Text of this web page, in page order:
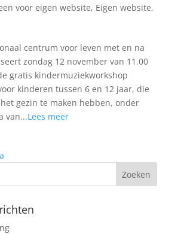
voor eigen website, Eigen website,
centrum voor leven met en na
zondag 12 november van 11.00
gratis kindermuziekworkshop
kinderen tussen 6 en 12 jaar, die
gezin te maken hebben, onder
van...Lees meer